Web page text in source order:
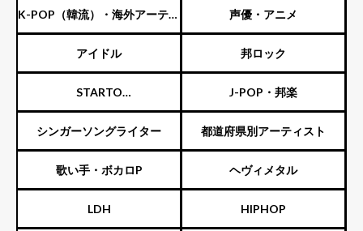
K-POP（韓流）・海外アーティ
スト
声優・アニメ
アイドル 邦ロック
STARTO
ENTERTAINMENT（旧ジャニ
ーズ）
J-POP・邦楽
シンガーソングライター 都道府県別アーティスト
歌い手・ボカロP ヘヴィメタル
LDH HIPHOP